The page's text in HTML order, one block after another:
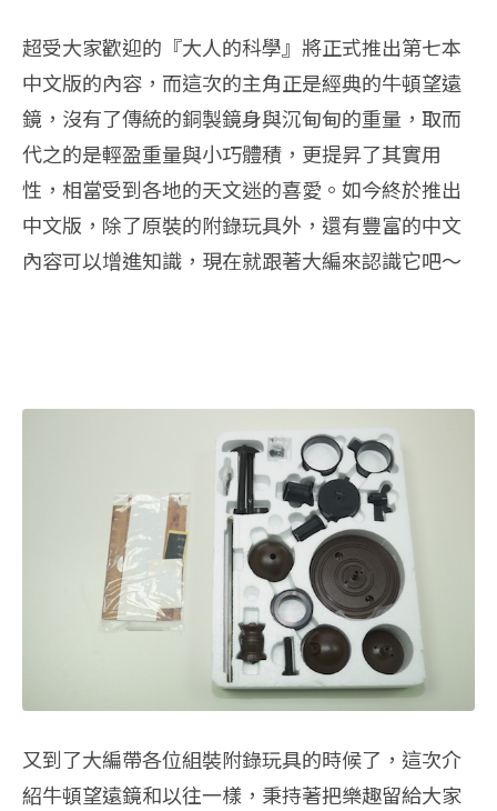
超受大家歡迎的『大人的科學』將正式推出第七本
中文版的內容，而這次的主角正是經典的牛頓望遠
鏡，沒有了傳統的銅製鏡身與沉甸甸的重量，取而
代之的是輕盈重量與小巧體積，更提昇了其實用
性，相當受到各地的天文迷的喜愛。如今終於推出
中文版，除了原裝的附錄玩具外，還有豐富的中文
內容可以增進知識，現在就跟著大編來認識它吧～
又到了大編帶各位組裝附錄玩具的時候了，這次介
紹牛頓望遠鏡和以往一樣，秉持著把樂趣留給大家